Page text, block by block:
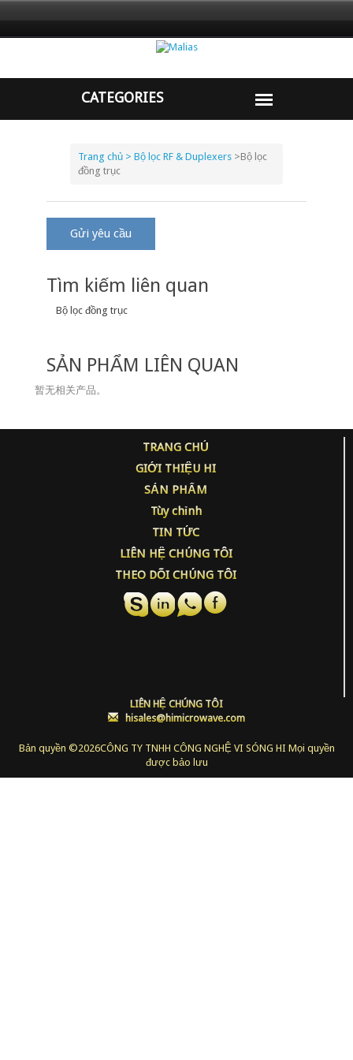
Trang chủ > Bộ lọc RF & Duplexers >Bộ lọc
đồng trục
Gửi yêu cầu
Tìm kiếm liên quan
Bộ lọc đồng trục
SẢN PHẨM LIÊN QUAN
暂无相关产品。
TRANG CHỦ
GIỚI THIỆU HI
SẢN PHẨM
Tùy chỉnh
TIN TỨC
LIÊN HỆ CHÚNG TÔI
THEO DÕI CHÚNG TÔI
LIÊN HỆ CHÚNG TÔI
hisales@himicrowave.com
Bản quyền ©2026CÔNG TY TNHH CÔNG NGHỆ VI SÓNG HI Mọi quyền
được bảo lưu